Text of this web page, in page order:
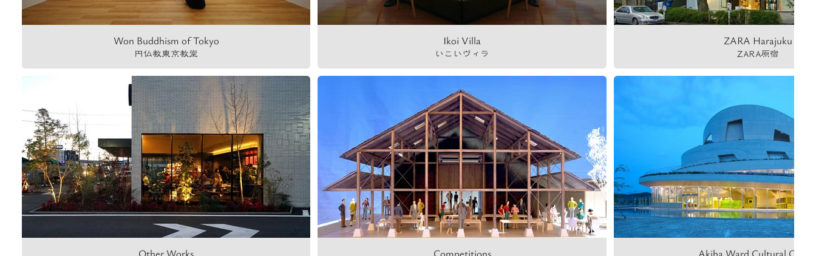
Won Buddhism of Tokyo
円仏教東京教堂
Ikoi Villa
いこいヴィラ
ZARA Harajuku
ZARA原宿